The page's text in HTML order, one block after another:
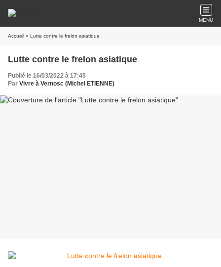
MENU
Accueil » Lutte contre le frelon asiatique
Lutte contre le frelon asiatique
Publié le 16/03/2022 à 17:45
Par Vivre à Vernosc (Michel ETIENNE)